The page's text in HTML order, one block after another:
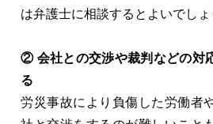
は弁護士に相談するとよいでしょ
② 会社との交渉や裁判などの対
る
労災事故により負傷した労働者